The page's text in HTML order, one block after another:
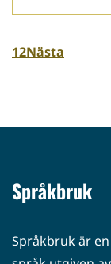
12Nästa
Språkbruk
Språkbruk är